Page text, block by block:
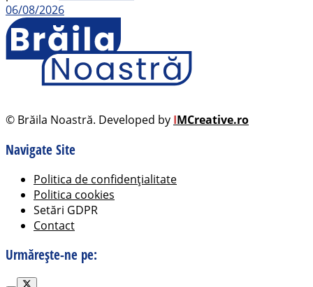
06/08/2026
© Brăila Noastră. Developed by IMCreative.ro
Navigate Site
Politica de confidențialitate
Politica cookies
Setări GDPR
Contact
Urmărește-ne pe: